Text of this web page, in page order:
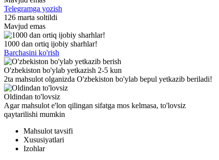
Telegramga yozish
126 marta soltildi
Mavjud emas
1000 dan ortiq ijobiy sharhlar!
Barchasini ko'rish
O'zbekiston bo'ylab yetkazish 2-5 kun
2ta mahsulot olganizda O'zbekiston bo'ylab bepul yetkazib beriladi!
Oldindan to'lovsiz
Agar mahsulot e'lon qilingan sifatga mos kelmasa, to'lovsiz
qaytarilishi mumkin
Mahsulot tavsifi
Xususiyatlari
Izohlar